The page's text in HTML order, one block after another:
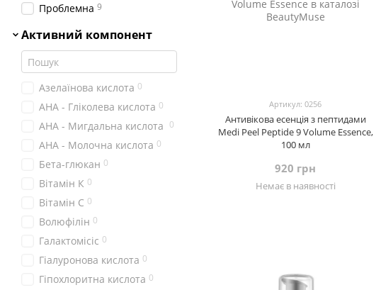
Артикул: 0256
Антивікова есенція з пептидами
Medi Peel Peptide 9 Volume Essence,
100 мл
920 грн
Немає в наявності
Проблемна 9
Активний компонент
Азелаїнова кислота 0
АНА - Гліколева кислота 0
АНА - Мигдальна кислота 0
АНА - Молочна кислота 0
Бета-глюкан 0
Вітамін К 0
Вітамін С 0
Волюфілін 0
Галактомісіс 0
Гіалуронова кислота 0
Гіпохлоритна кислота 0